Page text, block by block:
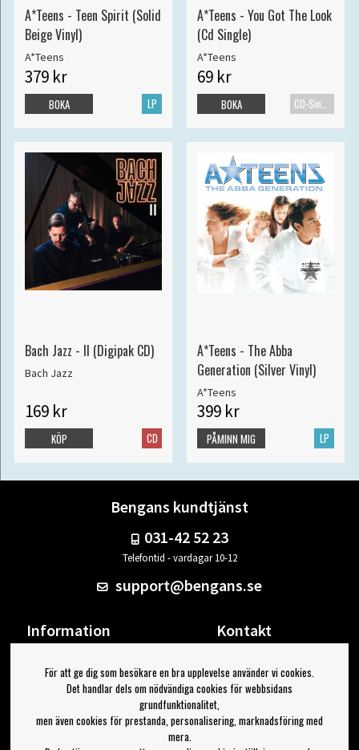
A*Teens - Teen Spirit (Solid
Beige Vinyl)
A*Teens
379 kr
LP
BOKA
A*Teens - You Got The Look
(Cd Single)
A*Teens
69 kr
BOKA
Bach Jazz - II (Digipak CD)
Bach Jazz
169 kr
CD
KÖP
A*Teens - The Abba
Generation (Silver Vinyl)
A*Teens
399 kr
LP
PÅMINN MIG
Bengans kundtjänst
031-42 52 23
Telefontid - vardagar 10-12
support@bengans.se
Information
Om Bengans
FAQ / Köp- & Leveransvillkor
Kontakt
Din sida
Logga ut
Jag vill ha tips från Bengans
För att ge dig som besökare en bra upplevelse använder vi cookies.
Det handlar dels om nödvändiga cookies för webbsidans
grundfunktionalitet,
men även cookies för prestanda, personalisering, marknadsföring med
mera.